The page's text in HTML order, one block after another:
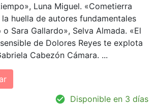
Luna Miguel. «Cometierra
huella de autores fundamentales
Sara Gallardo», Selva Almada. «El
de Dolores Reyes te explota
Cabezón Cámara. ...
Disponible en 3 días